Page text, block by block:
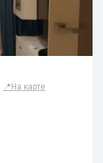
📍 На карте